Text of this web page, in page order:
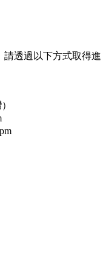
透過以下方式取得進